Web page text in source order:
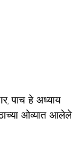
पाच हे अध्याय
ओव्यात आलेले